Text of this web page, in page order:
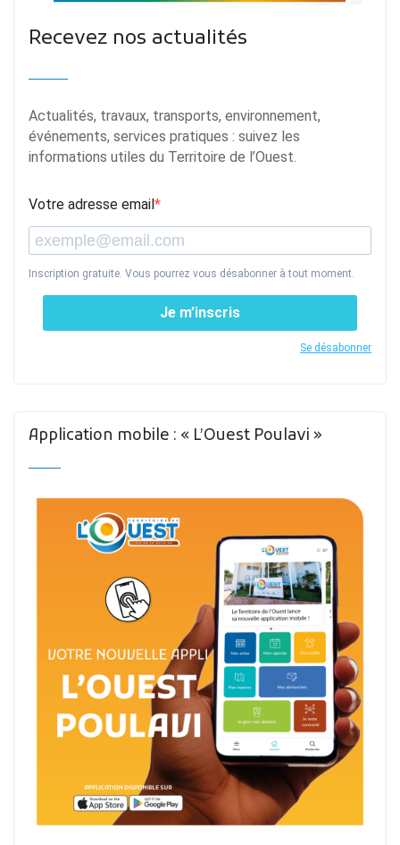
Recevez nos actualités
Actualités, travaux, transports, environnement,
événements, services pratiques : suivez les
informations utiles du Territoire de l’Ouest.
Votre adresse email
Inscription gratuite. Vous pourrez vous désabonner à tout moment.
Je m’inscris
Se désabonner
Application mobile : « L’Ouest Poulavi »